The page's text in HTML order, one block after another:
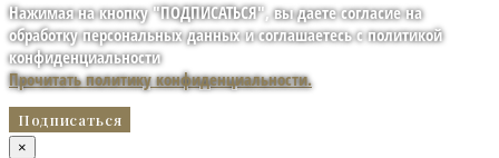
Нажимая на кнопку "ПОДПИСАТЬСЯ", вы даете согласие на
обработку персональных данных и соглашаетесь с политикой
конфиденциальности
Прочитать политику конфиденциальности.
×